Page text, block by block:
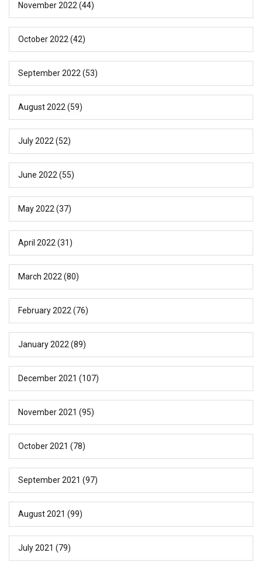
November 2022 (44)
October 2022 (42)
September 2022 (53)
August 2022 (59)
July 2022 (52)
June 2022 (55)
May 2022 (37)
April 2022 (31)
March 2022 (80)
February 2022 (76)
January 2022 (89)
December 2021 (107)
November 2021 (95)
October 2021 (78)
September 2021 (97)
August 2021 (99)
July 2021 (79)